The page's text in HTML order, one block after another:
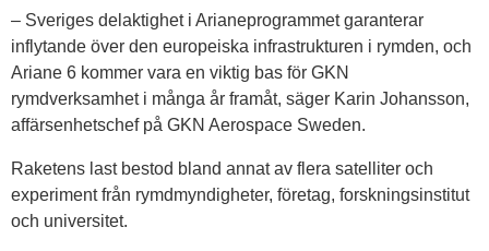
– Sveriges delaktighet i Arianeprogrammet garanterar
inflytande över den europeiska infrastrukturen i rymden, och
Ariane 6 kommer vara en viktig bas för GKN
rymdverksamhet i många år framåt, säger Karin Johansson,
affärsenhetschef på GKN Aerospace Sweden.
Raketens last bestod bland annat av flera satelliter och
experiment från rymdmyndigheter, företag, forskningsinstitut
och universitet.